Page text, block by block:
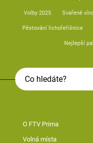
Volby 2025 Svařené
Pěstování lichořeřišnice
Nejlepší
O FTV Prima
Volná místa